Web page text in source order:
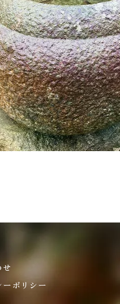
せ
ーポリシー